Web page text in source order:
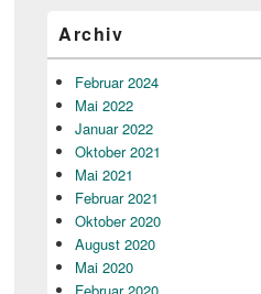
Archiv
Februar 2024
Mai 2022
Januar 2022
Oktober 2021
Mai 2021
Februar 2021
Oktober 2020
August 2020
Mai 2020